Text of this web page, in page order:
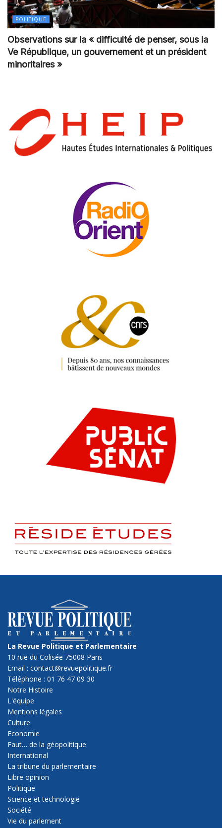
POLITIQUE
Observations sur la « difficulté de penser, sous la
Ve République, un gouvernement et un président
minoritaires »
La Revue Politique et Parlementaire
10 rue du Colisée 75008 Paris
Email : contact@revuepolitique.fr
Téléphone : 01 76 47 09 30
Notre Histoire
L'équipe
Mentions légales
Culture
Economie
Faut… de la géopolitique
International
La tribune du parlementaire
Libre opinion
Politique
Science et technologie
Société
Vie du parlement